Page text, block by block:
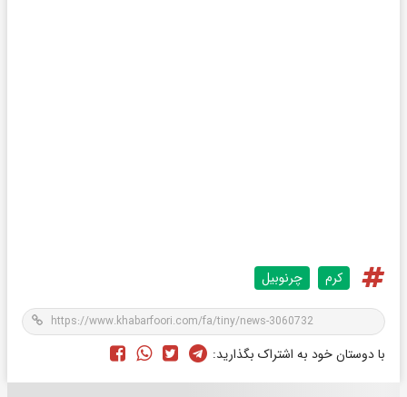
کرم چرنوبیل
با دوستان خود به اشتراک بگذارید: